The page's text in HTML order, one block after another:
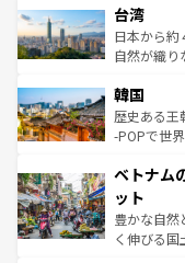
人々、おい
ク、伝統的
っている。
はコンテン
リアリーフ
ク）、タス
ど、見どこ
いる。アク
ビング、ハ
い。オース
参照してほ
台湾
日本から約
自然が織り
ン）、静ひ
と山間の静
驚きをもた
容にもいい
照してほし
韓国
歴史ある王
-POPで世
き、地方に
できる。そ
まで、さ
らではの
ベトナム
ット
豊かな自然
く伸びる